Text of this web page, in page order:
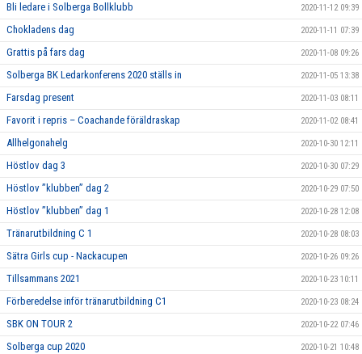
Bli ledare i Solberga Bollklubb 2020-11-12 09:39
Chokladens dag 2020-11-11 07:39
Grattis på fars dag 2020-11-08 09:26
Solberga BK Ledarkonferens 2020 ställs in 2020-11-05 13:38
Farsdag present 2020-11-03 08:11
Favorit i repris – Coachande föräldraskap 2020-11-02 08:41
Allhelgonahelg 2020-10-30 12:11
Höstlov dag 3 2020-10-30 07:29
Höstlov ”klubben” dag 2 2020-10-29 07:50
Höstlov ”klubben” dag 1 2020-10-28 12:08
Tränarutbildning C 1 2020-10-28 08:03
Sätra Girls cup - Nackacupen 2020-10-26 09:26
Tillsammans 2021 2020-10-23 10:11
Förberedelse inför tränarutbildning C1 2020-10-23 08:24
SBK ON TOUR 2 2020-10-22 07:46
Solberga cup 2020 2020-10-21 10:48